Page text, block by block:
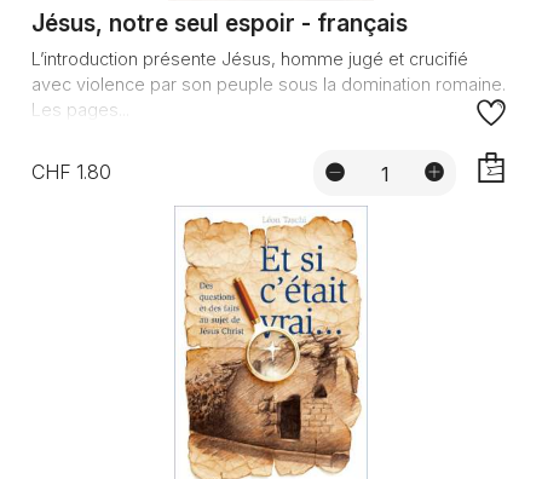
Jésus, notre seul espoir - français
L’introduction présente Jésus, homme jugé et crucifié
avec violence par son peuple sous la domination romaine.
Les pages...
CHF 1.80